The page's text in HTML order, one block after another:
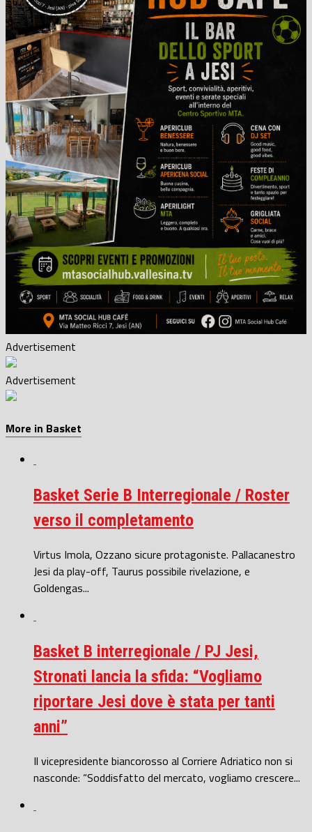
Advertisement
Advertisement
More in Basket
Basket Serie B Interregionale / Roster
verso il completamento
Virtus Imola, Ozzano sicure protagoniste. Pallacanestro
Jesi da play-off, Taurus possibile rivelazione, e
Goldengas...
Basket B interregionale / PJ Jesi,
Stronati lancia la sfida: “Vogliamo
riportare Jesi dove è stata per tanti
anni”
Il vicepresidente biancorosso al Corriere Adriatico non si
nasconde: “Soddisfatto del mercato, vogliamo crescere...